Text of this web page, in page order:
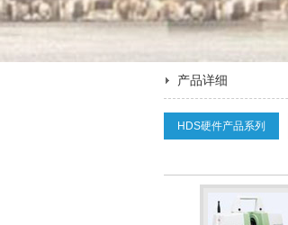
产品详细
HDS硬件产品系列